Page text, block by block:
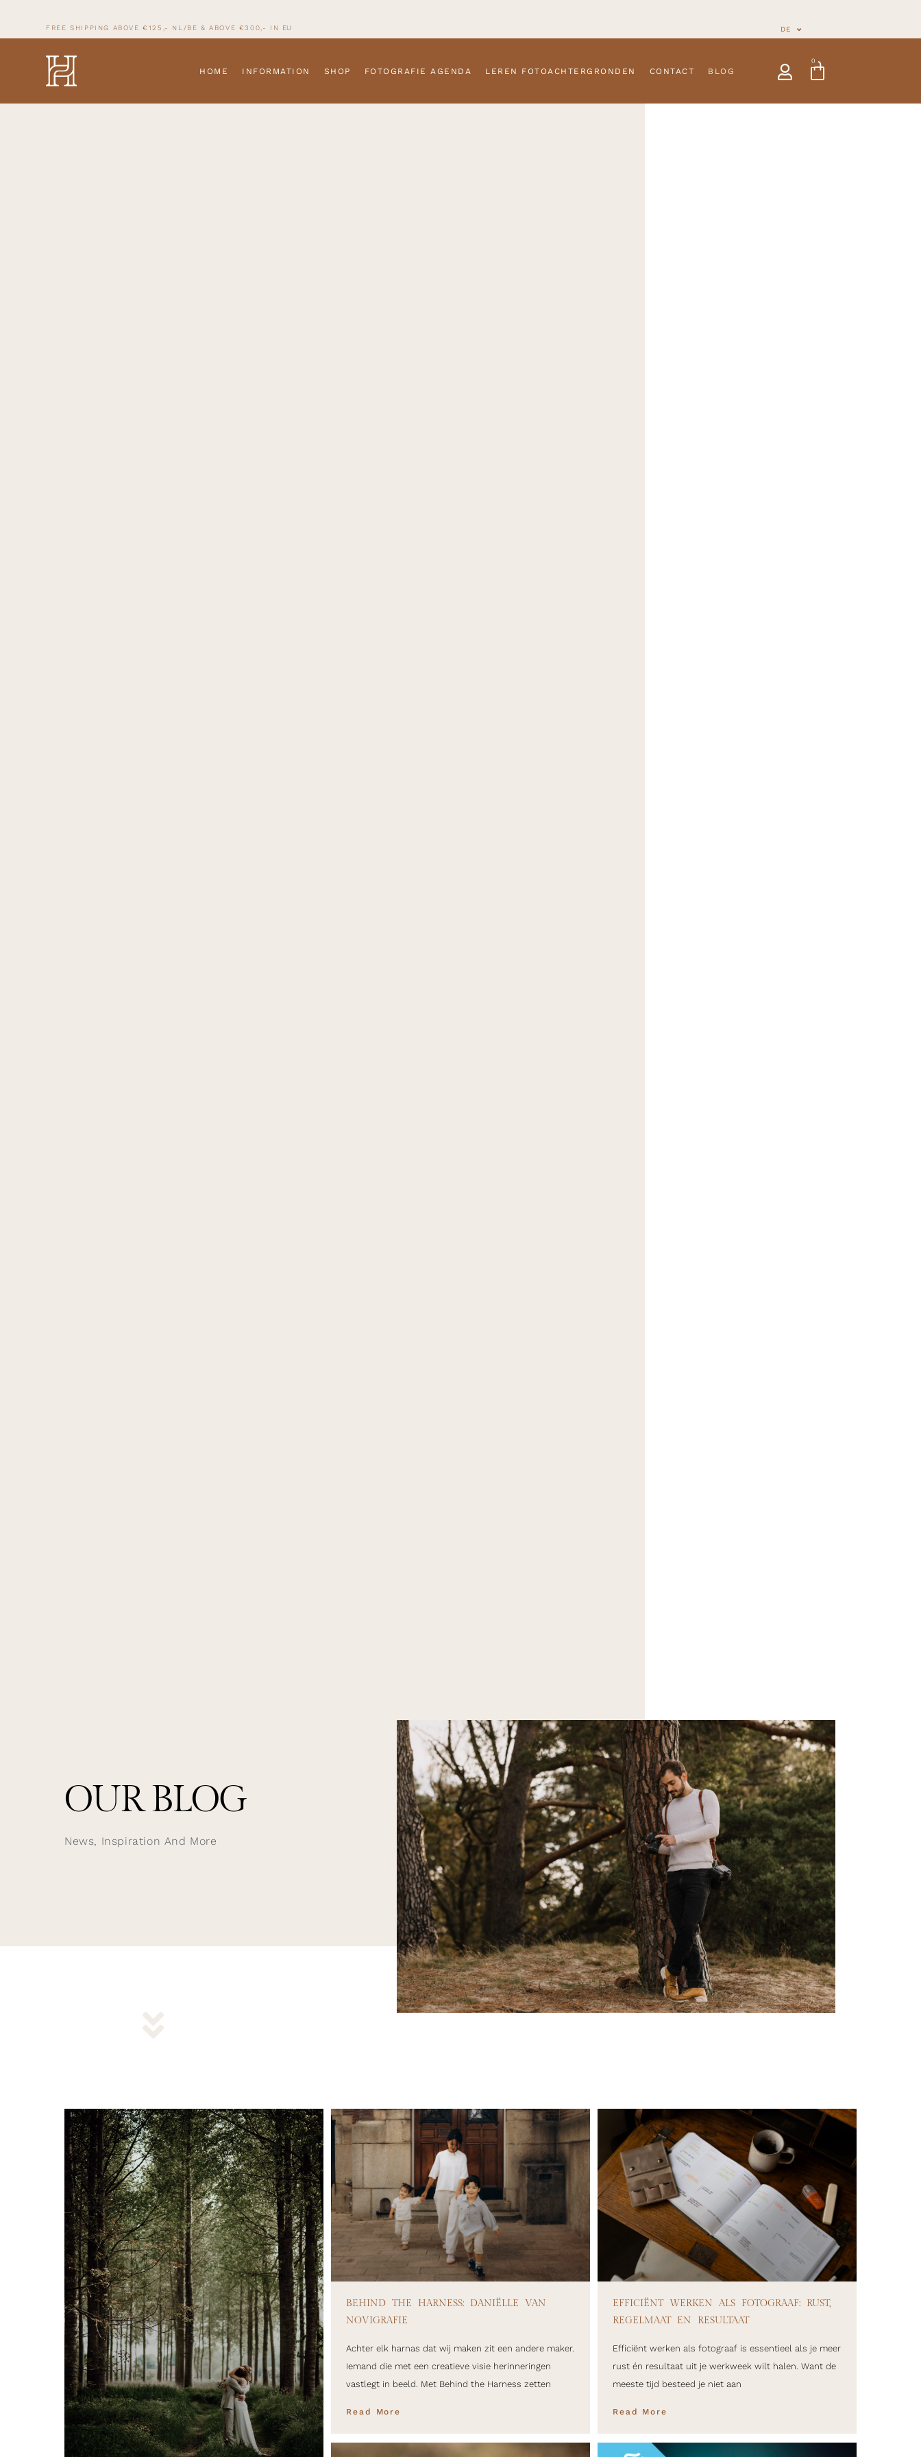
FREE SHIPPING ABOVE €125,- NL/BE & ABOVE €300,- IN EU DE
HOME INFORMATION SHOP FOTOGRAFIE AGENDA LEREN FOTOACHTERGRONDEN CONTACT BLOG
0
OUR BLOG
News, Inspiration And More
BEHIND THE HARNESS: DANIËLLE VAN
NOVIGRAFIE
Achter elk harnas dat wij maken zit een andere maker.
Iemand die met een creatieve visie herinneringen
vastlegt in beeld. Met Behind the Harness zetten
Read More
EFFICIËNT WERKEN ALS FOTOGRAAF: RUST,
REGELMAAT EN RESULTAAT
Efficiënt werken als fotograaf is essentieel als je meer
rust én resultaat uit je werkweek wilt halen. Want de
meeste tijd besteed je niet aan
Read More